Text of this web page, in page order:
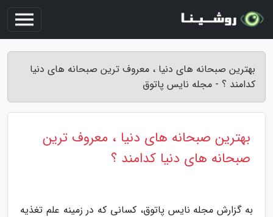
بهترین صبحانه های دنیا ، معروف ترین صبحانه های دنیا
کدامند ؟ - مجله نایس پاتوق
بهترین صبحانه های دنیا ، معروف ترین
صبحانه های دنیا کدامند ؟
به گزارش مجله نایس پاتوق، کسانی که در زمینه علم تغذیه